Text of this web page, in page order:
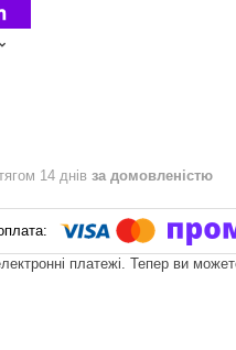
14 днів за домовленістю
платежі. Тепер ви